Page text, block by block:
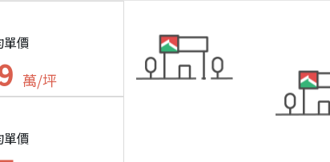
價
萬/坪
價